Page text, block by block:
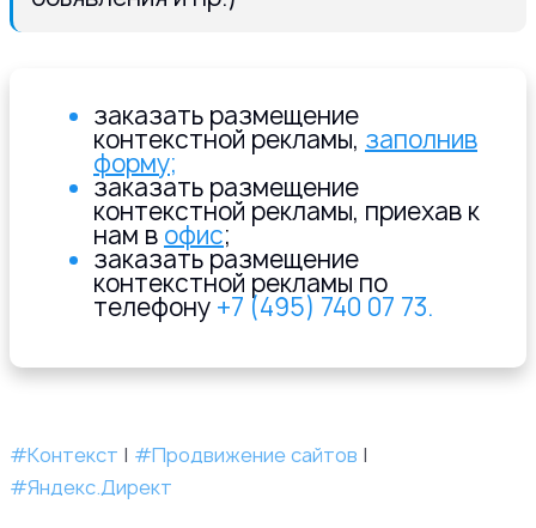
заказать размещение
контекстной рекламы, заполнив
форму;
заказать размещение
контекстной рекламы, приехав к
нам в офис;
заказать размещение
контекстной рекламы по
телефону +7 (495) 740 07 73.
#Контекст | #Продвижение сайтов |
#Яндекс.Директ